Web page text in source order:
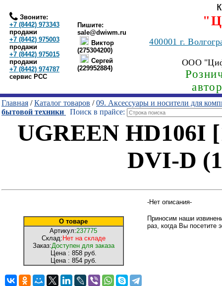
Звоните:
+7 (8442) 973343
продажи
+7 (8442) 975003
продажи
+7 (8442) 975015
продажи
+7 (8442) 974787
сервис РСС
Пишите:
sale@dwiwm.ru
Виктор
(275304200)
Сергей
(229952884)
400001г.
ООО
Главная /Каталог товаров /09. Аксессуары и носители для
бытовой техники
Поиск в прайсе:
UGREEN HD106I
DVI-D
О товаре
Артикул:237775
Склад: Нет на складе
Заказ:Доступен для заказа
Цена : 858 руб.
Цена : 854 руб.
-Нет описания-
Приносим наши
раз, когда Вы посетите